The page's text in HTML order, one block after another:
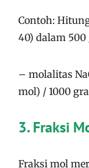
Contoh:
40) dalam
– molalitas
mol) / 1000
3. Fraksi
Fraksi mol